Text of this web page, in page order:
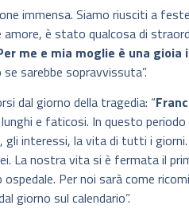
immensa. Siamo riusciti a
è stato qualcosa di
me e mia moglie è una gioia
sarebbe sopravvissuta”.
dal giorno della tragedia: “
e faticosi. In questo
gli interessi, la vita di tutti i
La nostra vita si è fermata il
Per noi sarà come
giorno sul calendario”.